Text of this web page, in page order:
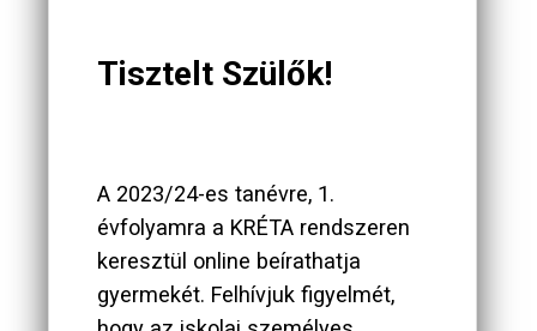
Tisztelt Szülők!
A 2023/24-es tanévre, 1.
évfolyamra a KRÉTA rendszeren
keresztül online beírathatja
gyermekét. Felhívjuk figyelmét,